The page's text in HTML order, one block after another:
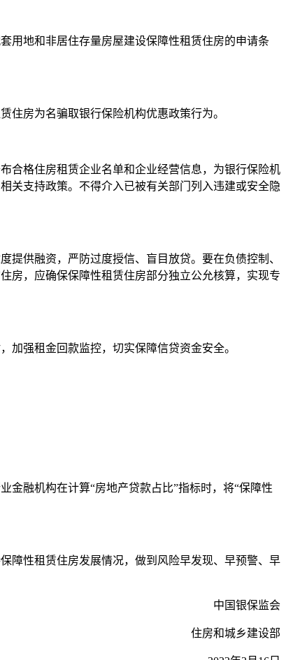
地和非居住存量房屋建设保障性租赁住房的申请条
房为名骗取银行保险机构优惠政策行为。
格住房租赁企业名单和企业经营信息，为银行保险机
关支持政策。不得介入已被有关部门列入违建或安全隐
供融资，严防过度授信、盲目放贷。要在负债控制、
房，应确保保障性租赁住房部分独立公允核算，实现专
强租金回款监控，切实保障信贷资金安全。
融机构在计算“房地产贷款占比”指标时，将“保障性
性租赁住房发展情况，做到风险早发现、早预警、早
中国银保监会
建设部